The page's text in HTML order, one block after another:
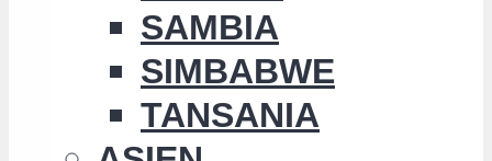
SAMBIA
SIMBABWE
TANSANIA